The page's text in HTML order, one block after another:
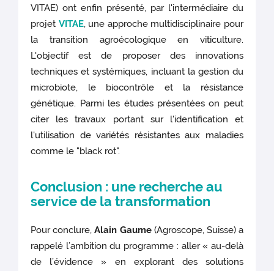
VITAE) ont enfin présenté, par l'intermédiaire du
projet VITAE, une approche multidisciplinaire pour
la transition agroécologique en viticulture.
L'objectif est de proposer des innovations
techniques et systémiques, incluant la gestion du
microbiote, le biocontrôle et la résistance
génétique. Parmi les études présentées on peut
citer les travaux portant sur l'identification et
l'utilisation de variétés résistantes aux maladies
comme le "black rot".
Conclusion : une recherche au
service de la transformation
Pour conclure,Alain Gaume(Agroscope, Suisse) a
rappelé l’ambition du programme : aller « au-delà
de l’évidence » en explorant des solutions